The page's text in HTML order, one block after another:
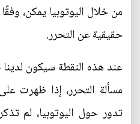
من خلال اليوتوبيا يمكن،
حقيقية عن التحرر.
عند هذه النقطة سيكون
مسألة التحرر، إذا ظهرت
تدور حول اليوتوبيا، لم